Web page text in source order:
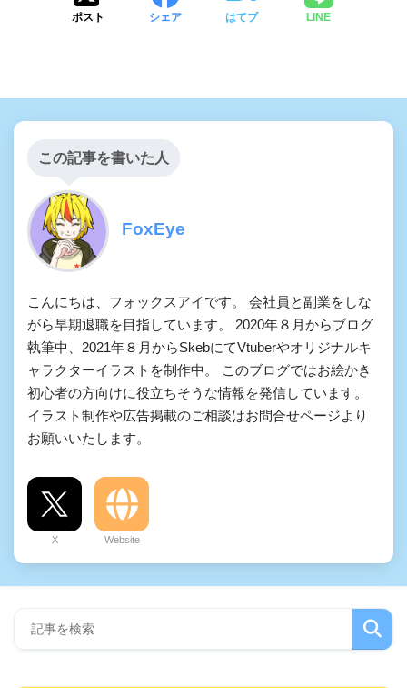
ポスト シェア はてブ LINE
この記事を書いた人
FoxEye
こんにちは、フォックスアイです。 会社員と副業をしな
がら早期退職を目指しています。 2020年８月からブログ
執筆中、2021年８月からSkebにてVtuberやオリジナルキ
ャラクターイラストを制作中。 このブログではお絵かき
初心者の方向けに役立ちそうな情報を発信しています。
イラスト制作や広告掲載のご相談はお問合せページより
お願いいたします。
X Website